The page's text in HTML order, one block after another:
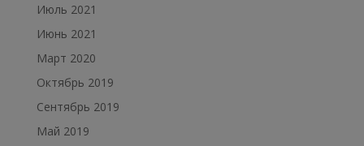
Июль 2021
Июнь 2021
Март 2020
Октябрь 2019
Сентябрь 2019
Май 2019